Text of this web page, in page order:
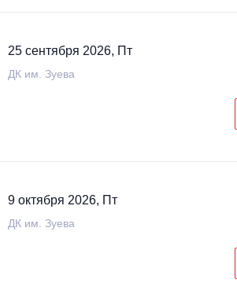
25 сентября 2026, Пт
ДК им. Зуева
9 октября 2026, Пт
ДК им. Зуева